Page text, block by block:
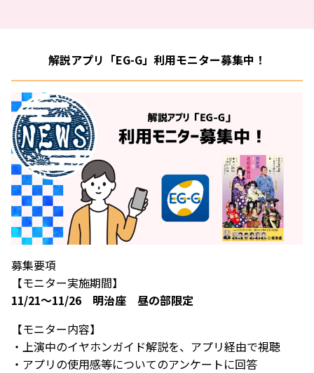
解説アプリ「EG-G」利用モニター募集中！
募集要項
【モニター実施期間】
11/21～11/26 明治座 昼の部限定
【モニター内容】
・上演中のイヤホンガイド解説を、アプリ経由で視聴
・アプリの使用感等についてのアンケートに回答